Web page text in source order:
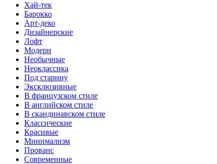
Хай-тек
Барокко
Арт-деко
Дизайнерские
Лофт
Модерн
Необычные
Неоклассика
Под старину
Эксклюзивные
В французском стиле
В английском стиле
В скандинавском стиле
Классические
Красивые
Минимализм
Прованс
Современные